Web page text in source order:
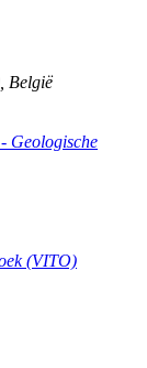
België
Geologische
(VITO)